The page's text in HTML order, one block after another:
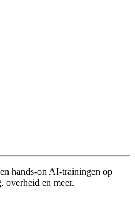
hands-on AI-trainingen op
overheid en meer.